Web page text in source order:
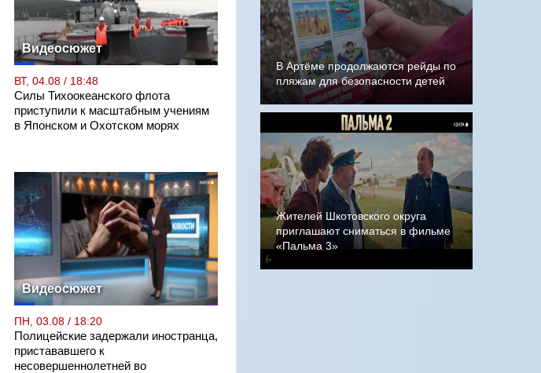
Видеосюжет
ВТ, 04.08 / 18:48
Силы Тихоокеанского флота
приступили к масштабным учениям
в Японском и Охотском морях
Видеосюжет
ПН, 03.08 / 18:20
Полицейские задержали иностранца,
пристававшего к
несовершеннолетней во
В Артёме продолжаются рейды по
пляжам для безопасности детей
Жителей Шкотовского округа
приглашают сниматься в фильме
«Пальма 3»